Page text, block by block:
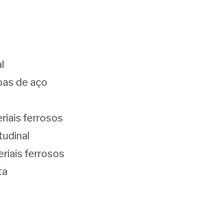
de aço
ferrosos
ferrosos